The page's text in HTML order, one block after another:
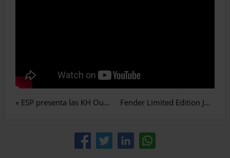
« ESP presenta las KH Ouija Models Fender Limited Edition Journeyman Relic Twisted Telecaster